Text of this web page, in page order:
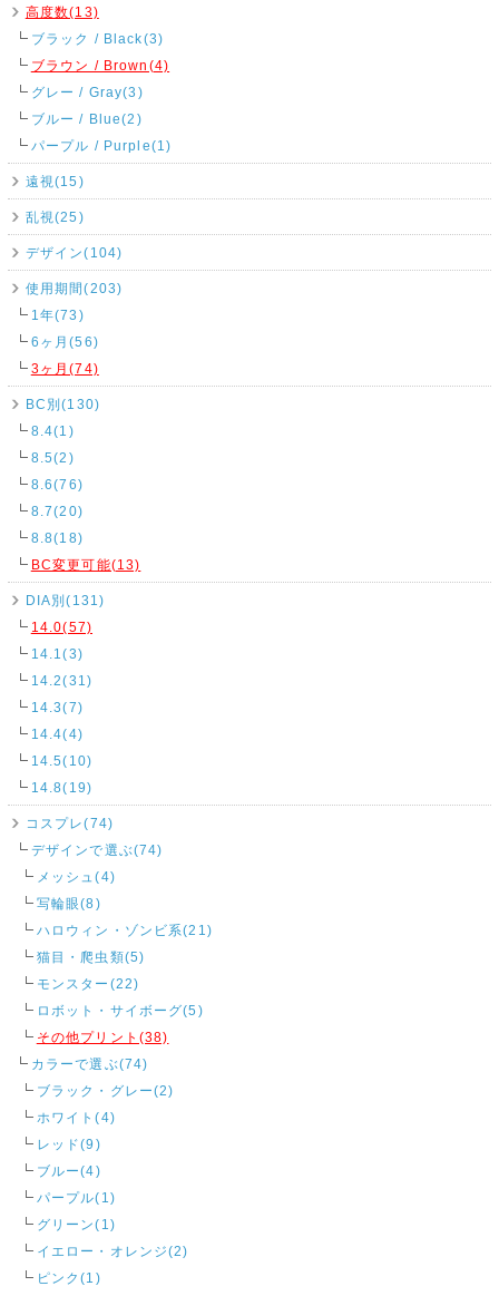
高度数(13)
ブラック / Black(3)
ブラウン / Brown(4)
グレー / Gray(3)
ブルー / Blue(2)
パープル / Purple(1)
遠視(15)
乱視(25)
デザイン(104)
使用期間(203)
1年(73)
6ヶ月(56)
3ヶ月(74)
BC別(130)
8.4(1)
8.5(2)
8.6(76)
8.7(20)
8.8(18)
BC変更可能(13)
DIA別(131)
14.0(57)
14.1(3)
14.2(31)
14.3(7)
14.4(4)
14.5(10)
14.8(19)
コスプレ(74)
デザインで選ぶ(74)
メッシュ(4)
写輪眼(8)
ハロウィン・ゾンビ系(21)
猫目・爬虫類(5)
モンスター(22)
ロボット・サイボーグ(5)
その他プリント(38)
カラーで選ぶ(74)
ブラック・グレー(2)
ホワイト(4)
レッド(9)
ブルー(4)
パープル(1)
グリーン(1)
イエロー・オレンジ(2)
ピンク(1)